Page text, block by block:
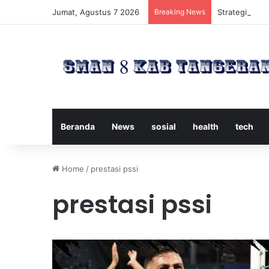
Jumat, Agustus 7 2026 Breaking News Strategi
Beranda News sosial health tech
Home / prestasi pssi
prestasi pssi